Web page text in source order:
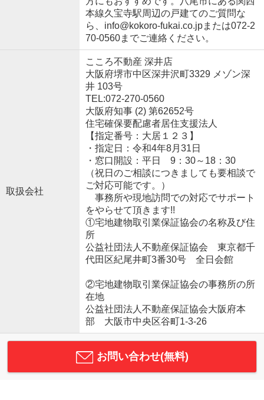
本線久宝寺駅周辺の戸建てのご質問な
ら、info@kokoro-fukai.co.jpまたは072-2
70-0560までご連絡ください。
取扱会社
こころ不動産 深井店
大阪府堺市中区深井沢町3329 メゾン深
井 103号
TEL:072-270-0560
大阪府知事 (2) 第62652号
住宅確保要配慮者居住支援法人
【指定番号：大居１２３】
・指定日：令和4年8月31日
・窓口開設：平日 9：30～18：30
（祝日のご相談につきましても要相談で
ご対応可能です。）
事務所や現地訪問での対応でサポート
をやらせて頂きます!!
①宅地建物取引業保証協会の名称及び住
所
公益社団法人不動産保証協会 東京都千
代田区紀尾井町3番30号 全日会館
②宅地建物取引業保証協会の事務所の所
在地
公益社団法人不動産保証協会大阪府本
部 大阪市中央区谷町1-3-26
お問い合わせ(無料)